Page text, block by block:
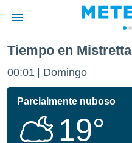
de
ha
Tiempo en Mistretta
00:01 Domingo
Parcialmente nuboso
19°